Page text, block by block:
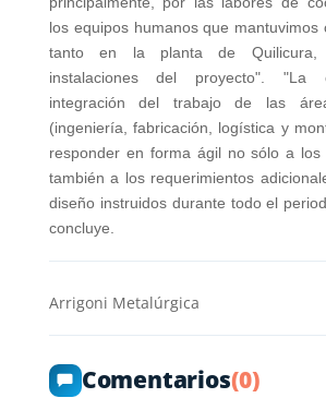
los equipos humanos que mantuvimos
tanto en la planta de
instalaciones del proyecto". "La
integración del trabajo de las
(ingeniería, fabricación, logística y
responder en forma ágil no sólo a los
también a los requerimientos
diseño instruidos durante todo el
concluye.
Arrigoni Metalúrgica
Comentarios(0)